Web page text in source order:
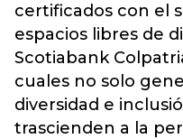
certificados con el
espacios libres de
Scotiabank
cuales no solo
diversidad e
trascienden a la